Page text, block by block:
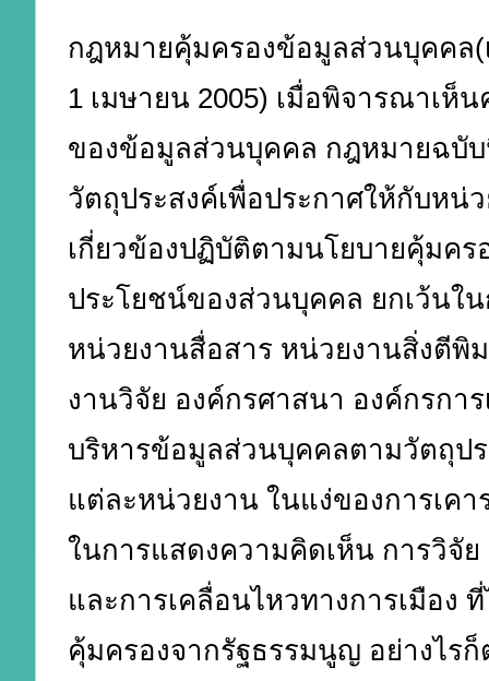
กฎหมายคุ้มครองข้อมูลส่วนบุคคล(
1 เมษายน 2005) เมื่อพิจารณาเห็
ของข้อมูลส่วนบุคคล กฎหมายฉบั
วัตถุประสงค์เพื่อประกาศให้กับหน่
เกี่ยวข้องปฏิบัติตามนโยบายคุ้มคร
ประโยชน์ของส่วนบุคคล ยกเว้นใ
หน่วยงานสื่อสาร หน่วยงานสิ่งตีพิ
งานวิจัย องค์กรศาสนา องค์กรการ
บริหารข้อมูลส่วนบุคคลตามวัตถุป
แต่ละหน่วยงาน ในแง่ของการเคา
ในการแสดงความคิดเห็น การวิจัย
และการเคลื่อนไหวทางการเมือง
คุ้มครองจากรัฐธรรมนูญ อย่างไร